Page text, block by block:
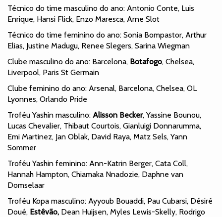
Técnico do time masculino do ano: Antonio Conte, Luis
Enrique, Hansi Flick, Enzo Maresca, Arne Slot
Técnico do time feminino do ano: Sonia Bompastor, Arthur
Elias, Justine Madugu, Renee Slegers, Sarina Wiegman
Clube masculino do ano: Barcelona, Botafogo, Chelsea,
Liverpool, Paris St Germain
Clube feminino do ano: Arsenal, Barcelona, Chelsea, OL
Lyonnes, Orlando Pride
Troféu Yashin masculino: Alisson Becker, Yassine Bounou,
Lucas Chevalier, Thibaut Courtois, Gianluigi Donnarumma,
Emi Martinez, Jan Oblak, David Raya, Matz Sels, Yann
Sommer
Troféu Yashin feminino: Ann-Katrin Berger, Cata Coll,
Hannah Hampton, Chiamaka Nnadozie, Daphne van
Domselaar
Troféu Kopa masculino: Ayyoub Bouaddi, Pau Cubarsi, Désiré
Doué, Estêvão, Dean Huijsen, Myles Lewis-Skelly, Rodrigo